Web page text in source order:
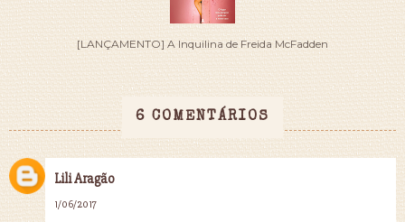
[LANÇAMENTO] A Inquilina de Freida McFadden
6 COMENTÁRIOS
Lili Aragão
1/06/2017